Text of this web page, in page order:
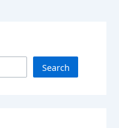
Search